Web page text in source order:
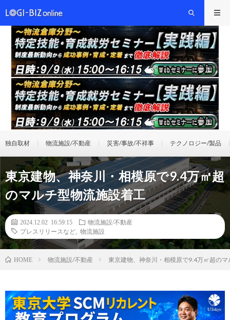
独自取材 物流施設/不動産 災害/事故/不祥事 テクノロジー/製品
東京建物、神奈川・相模原で9.4万㎡超
のマルチ型物流施設着工
2024.12.02 16:59:15
物流施設/不動産
プレスリリースなど
物流施設
HOME 物流施設/不動産 東京建物、神奈川・相模原で9.4万㎡超の